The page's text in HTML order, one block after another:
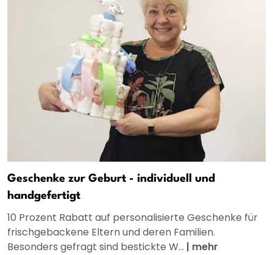
Geschenke zur Geburt - individuell und
handgefertigt
10 Prozent Rabatt auf personalisierte Geschenke für
frischgebackene Eltern und deren Familien.
Besonders gefragt sind bestickte W... | mehr